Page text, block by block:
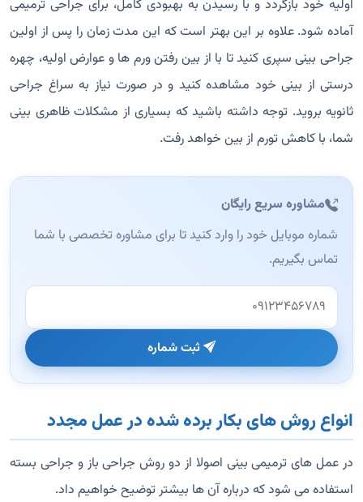
اولیه خود بازگردد و با رسیدن به بهبودی کامل، برای جراحی ترمیمی
آماده شود. علاوه بر این بهتر است که این مدت زمان را پس از اولین
جراحی بینی سپری کنید تا با از بین رفتن ورم ها و عوارض اولیه، چهره
درستی از بینی خود مشاهده کنید و در صورت نیاز به سراغ جراحی
ثانویه بروید. توجه داشته باشید که بسیاری از مشکلات ظاهری بینی
شما، با کاهش تورم از بین خواهد رفت.
مشاوره سریع رایگان
شماره موبایل خود را وارد کنید تا برای مشاوره تخصصی با شما
تماس بگیریم.
وب‌سایت (این فیلد را خالی بگذارید)
ثبت شماره
انواع روش های بکار برده شده در عمل مجدد
در عمل های ترمیمی بینی اصولا از دو روش جراحی باز و جراحی بسته
استفاده می شود که درباره آن ها بیشتر توضیح خواهیم داد.